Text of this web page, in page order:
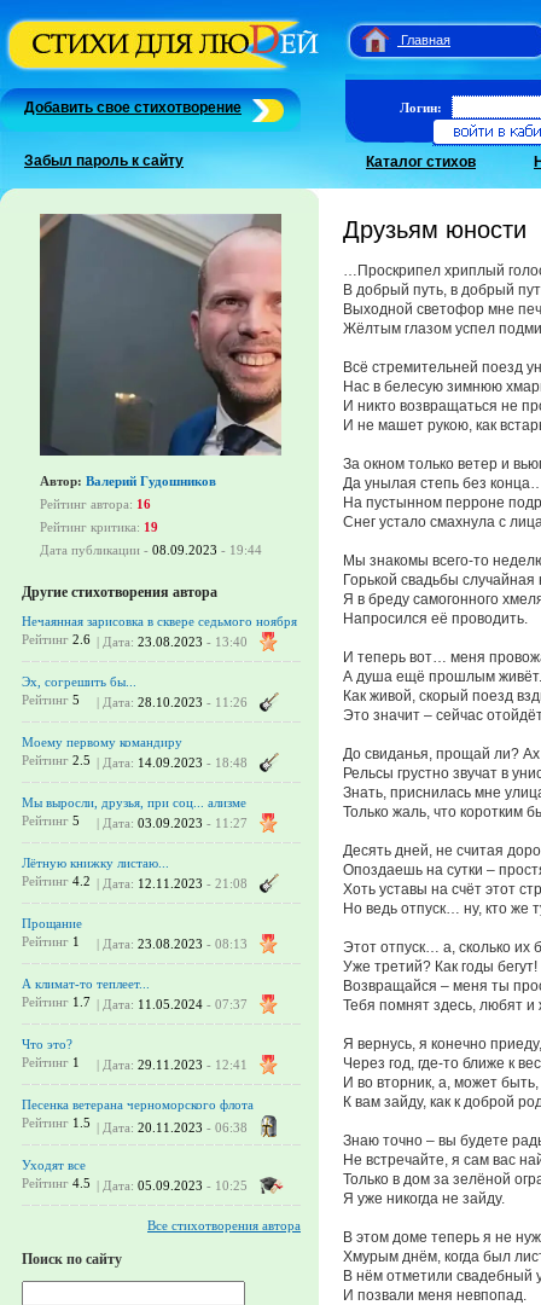
Главная
Добавить свое стихотворение
Забыл пароль к сайту
Логин:
Каталог стихов
Автор: Валерий Гудошников
Рейтинг автора: 16
Рейтинг критика: 19
Дата публикации - 08.09.2023 - 19:44
Другие стихотворения автора
Нечаянная зарисовка в сквере седьмого ноября
Рейтинг 2.6 | Дата: 23.08.2023 - 13:40
Эх, согрешить бы...
Рейтинг 5 | Дата: 28.10.2023 - 11:26
Моему первому командиру
Рейтинг 2.5 | Дата: 14.09.2023 - 18:48
Мы выросли, друзья, при соц... ализме
Рейтинг 5 | Дата: 03.09.2023 - 11:27
Лётную книжку листаю...
Рейтинг 4.2 | Дата: 12.11.2023 - 21:08
Прощание
Рейтинг 1 | Дата: 23.08.2023 - 08:13
А климат-то теплеет...
Рейтинг 1.7 | Дата: 11.05.2024 - 07:37
Что это?
Рейтинг 1 | Дата: 29.11.2023 - 12:41
Песенка ветерана черноморского флота
Рейтинг 1.5 | Дата: 20.11.2023 - 06:38
Уходят все
Рейтинг 4.5 | Дата: 05.09.2023 - 10:25
Все стихотворения автора
Поиск по сайту
Друзьям юности
…Проскрипел хриплый
В добрый путь, в добрый
Выходной светофор мне
Жёлтым глазом успел
Всё стремительней поезд
Нас в белесую зимнюю
И никто возвращаться не
И не машет рукою, как
За окном только ветер и
Да унылая степь без
На пустынном перроне
Снег устало смахнула с
Мы знакомы всего-то
Горькой свадьбы
Я в бреду самогонного
Напросился её проводить.
И теперь вот… меня
А душа ещё прошлым живёт.
Как живой, скорый поезд
Это значит – сейчас
До свиданья, прощай ли?
Рельсы грустно звучат в
Знать, приснилась мне
Только жаль, что коротким
Десять дней, не считая
Опоздаешь на сутки –
Хоть уставы на счёт этот
Но ведь отпуск… ну, кто же
Этот отпуск… а, сколько их
Уже третий? Как годы бегут!
Возвращайся – меня ты
Тебя помнят здесь, любят и
Я вернусь, я конечно приеду,
Через год, где-то ближе к
И во вторник, а, может быть,
К вам зайду, как к доброй
Знаю точно – вы будете
Не встречайте, я сам вас
Только в дом за зелёной
Я уже никогда не зайду.
В этом доме теперь я не
Хмурым днём, когда был
В нём отметили свадебный
И позвали меня невпопад.